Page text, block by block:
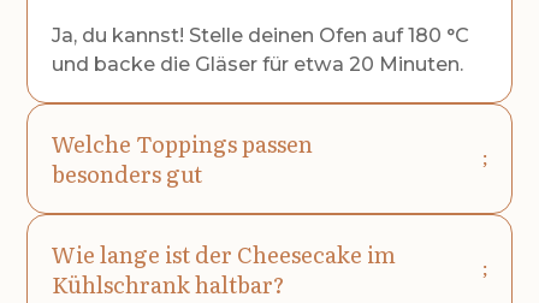
Ja, du kannst! Stelle deinen Ofen auf 180 °C
und backe die Gläser für etwa 20 Minuten.
Welche Toppings passen
besonders gut
Wie lange ist der Cheesecake im
Kühlschrank haltbar?